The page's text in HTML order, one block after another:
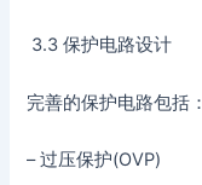
3.3 保护电路设计
完善的保护电路包括：
– 过压保护(OVP)